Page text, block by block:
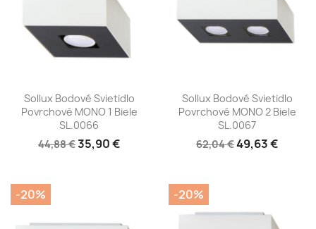
Sollux Bodové Svietidlo
Povrchové MONO 1 Biele
SL.0066
44,88 €35,90 €
Sollux Bodové Svietidlo
Povrchové MONO 2 Biele
SL.0067
62,04 €49,63 €
-20% -20%